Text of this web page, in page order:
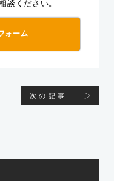
談ください。
ォーム
次の記事